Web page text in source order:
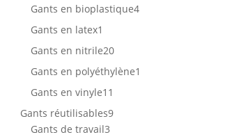
produits
Gants en bioplastique44
Gants en latex1
produit
Gants en nitrile2020
produits
Gants en polyéthylène1
Gants en vinyle11
Gants réutilisables99
Gants de travail3